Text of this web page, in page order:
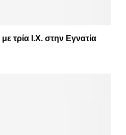
τρία Ι.Χ. στην Εγνατία